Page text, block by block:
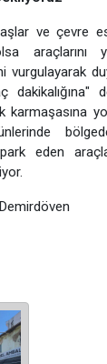
ve çevre
araçlarını
vurgulayarak
park eden